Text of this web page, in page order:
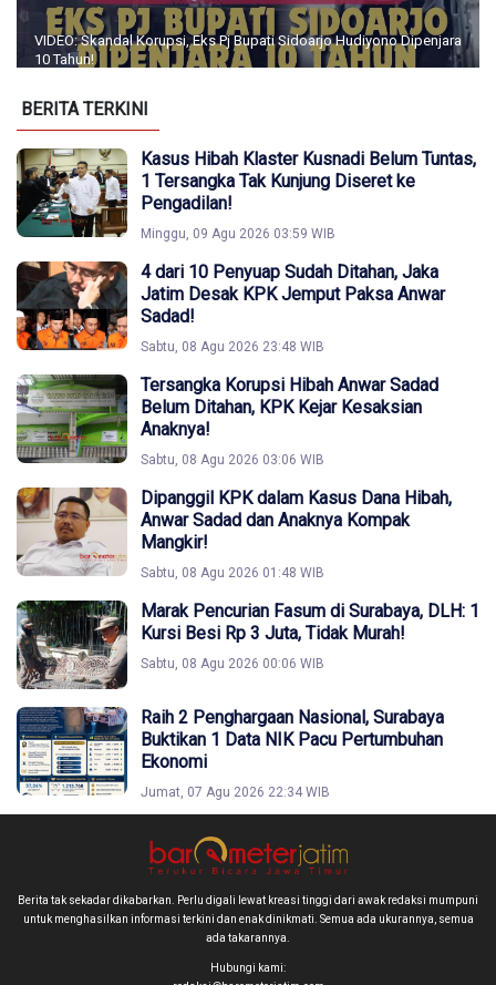
VIDEO: Skandal Korupsi, Eks Pj Bupati Sidoarjo Hudiyono Dipenjara
10 Tahun!
BERITA TERKINI
Kasus Hibah Klaster Kusnadi Belum Tuntas,
1 Tersangka Tak Kunjung Diseret ke
Pengadilan!
Minggu, 09 Agu 2026 03:59 WIB
4 dari 10 Penyuap Sudah Ditahan, Jaka
Jatim Desak KPK Jemput Paksa Anwar
Sadad!
Sabtu, 08 Agu 2026 23:48 WIB
Tersangka Korupsi Hibah Anwar Sadad
Belum Ditahan, KPK Kejar Kesaksian
Anaknya!
Sabtu, 08 Agu 2026 03:06 WIB
Dipanggil KPK dalam Kasus Dana Hibah,
Anwar Sadad dan Anaknya Kompak
Mangkir!
Sabtu, 08 Agu 2026 01:48 WIB
Marak Pencurian Fasum di Surabaya, DLH: 1
Kursi Besi Rp 3 Juta, Tidak Murah!
Sabtu, 08 Agu 2026 00:06 WIB
Raih 2 Penghargaan Nasional, Surabaya
Buktikan 1 Data NIK Pacu Pertumbuhan
Ekonomi
Jumat, 07 Agu 2026 22:34 WIB
Berita tak sekadar dikabarkan. Perlu digali lewat kreasi tinggi dari awak redaksi mumpuni
untuk menghasilkan informasi terkini dan enak dinikmati. Semua ada ukurannya, semua
ada takarannya.
Hubungi kami: